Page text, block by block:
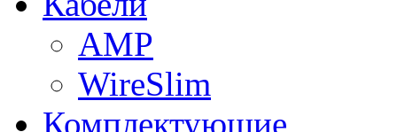
AMP
WireSlim
Комплектующие